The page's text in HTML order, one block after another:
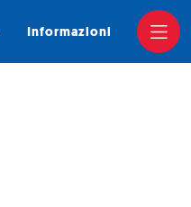
Informazioni